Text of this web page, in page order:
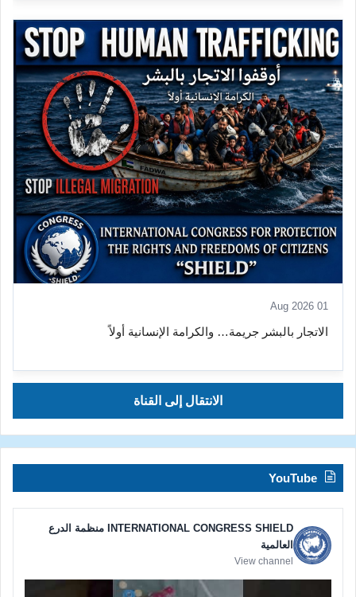
01 Aug 2026
الاتجار بالبشر جريمة… والكرامة الإنسانية أولاً
الانتقال إلى القناة
YouTube
INTERNATIONAL CONGRESS SHIELD منظمة الدرع
العالمية
View channel